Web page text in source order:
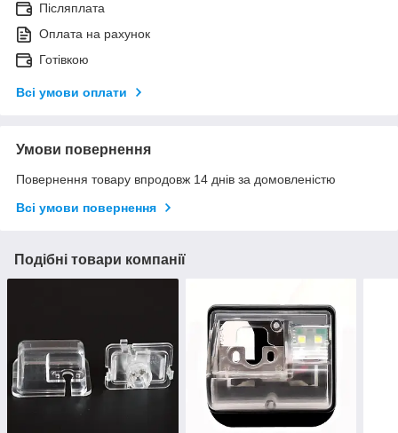
Післяплата
Оплата на рахунок
Готівкою
Всі умови оплати
Умови повернення
Повернення товару впродовж 14 днів за домовленістю
Всі умови повернення
Подібні товари компанії